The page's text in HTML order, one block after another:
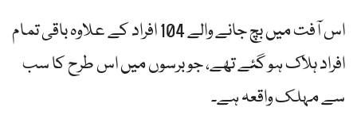
اس آفت میں بچ جانے والے 104 افراد کے علاوہ باقی تمام
افراد ہلاک ہو گئے تھے، جو برسوں میں اس طرح کا سب
سے مہلک واقعہ ہے۔